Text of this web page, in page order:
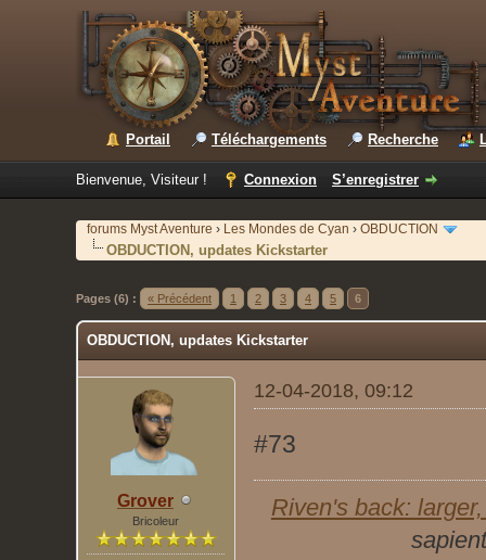
Portail Téléchargements Recherche
Bienvenue, Visiteur ! Connexion S’enregistrer
forums Myst Aventure › Les Mondes de Cyan › OBDUCTION
OBDUCTION, updates Kickstarter
Pages (6) : « Précédent 1 2 3 4 5 6
OBDUCTION, updates Kickstarter
Grover
Bricoleur
12-04-2018, 09:12
#73
Riven's back: